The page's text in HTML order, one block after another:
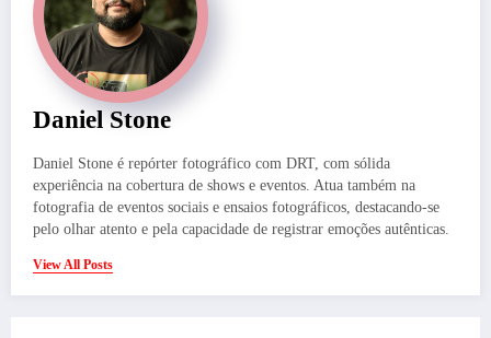
Daniel Stone
Daniel Stone é repórter fotográfico com DRT, com sólida
experiência na cobertura de shows e eventos. Atua também na
fotografia de eventos sociais e ensaios fotográficos, destacando-se
pelo olhar atento e pela capacidade de registrar emoções autênticas.
View All Posts